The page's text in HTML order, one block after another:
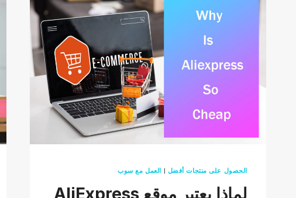
الحصول على منتجات أفضل | العمل مع سوب